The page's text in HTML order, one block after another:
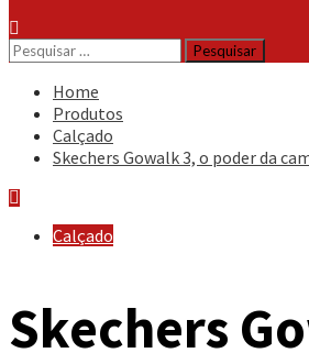
Pesquisar
por:
Home
Produtos
Calçado
Skechers Gowalk 3, o poder da
Calçado
Skechers